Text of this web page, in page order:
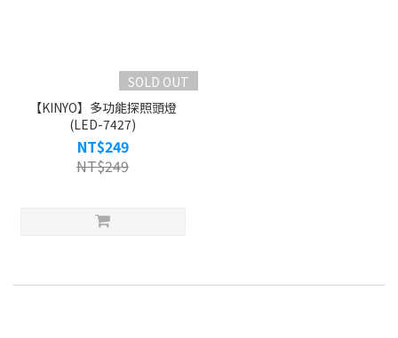
SOLD OUT
【KINYO】多功能探照頭燈
(LED-7427)
NT$249
NT$249